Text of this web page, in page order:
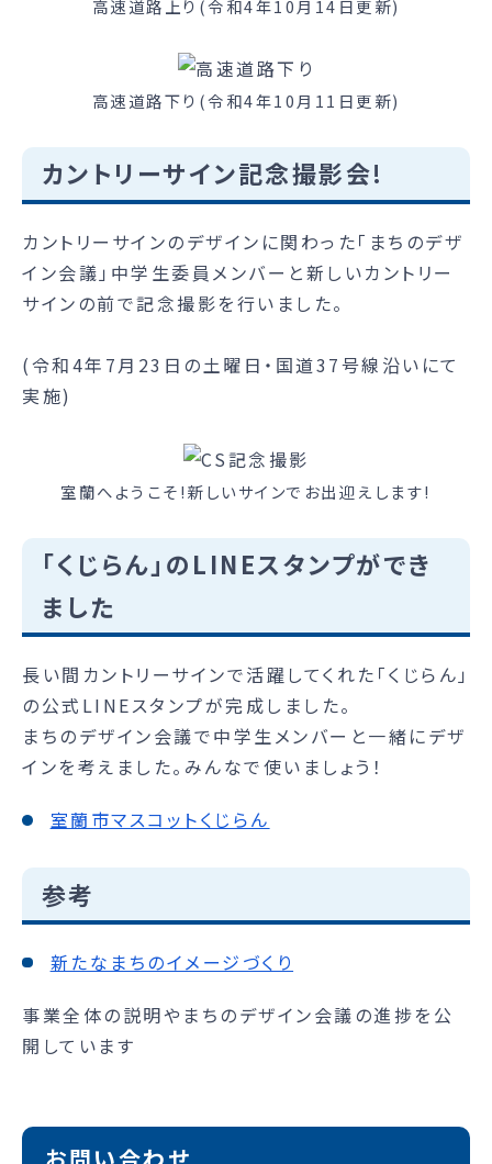
高速道路上り(令和4年10月14日更新)
高速道路下り(令和4年10月11日更新)
カントリーサイン記念撮影会!
カントリーサインのデザインに関わった「まちのデザ
イン会議」中学生委員メンバーと新しいカントリー
サインの前で記念撮影を行いました。
(令和4年7月23日の土曜日・国道37号線沿いにて
実施)
室蘭へようこそ!新しいサインでお出迎えします!
「くじらん」のLINEスタンプができ
ました
長い間カントリーサインで活躍してくれた「くじらん」
の公式LINEスタンプが完成しました。
まちのデザイン会議で中学生メンバーと一緒にデザ
インを考えました。みんなで使いましょう！
室蘭市マスコットくじらん
参考
新たなまちのイメージづくり
事業全体の説明やまちのデザイン会議の進捗を公
開しています